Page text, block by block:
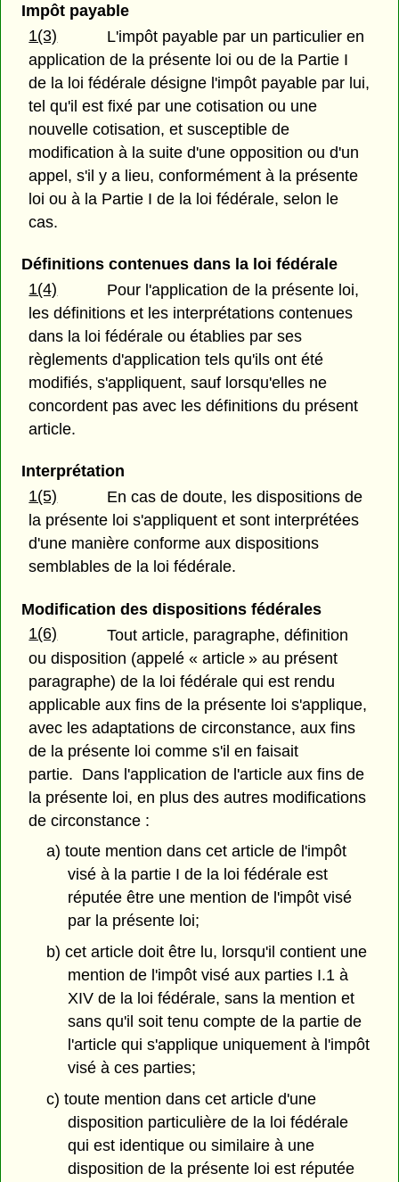
Impôt payable
1(3)
L'impôt payable par un particulier en
application de la présente loi ou de la Partie I
de la loi fédérale désigne l'impôt payable par lui,
tel qu'il est fixé par une cotisation ou une
nouvelle cotisation, et susceptible de
modification à la suite d'une opposition ou d'un
appel, s'il y a lieu, conformément à la présente
loi ou à la Partie I de la loi fédérale, selon le
cas.
Définitions contenues dans la loi fédérale
1(4)
Pour l'application de la présente loi,
les définitions et les interprétations contenues
dans la loi fédérale ou établies par ses
règlements d'application tels qu'ils ont été
modifiés, s'appliquent, sauf lorsqu'elles ne
concordent pas avec les définitions du présent
article.
Interprétation
1(5)
En cas de doute, les dispositions de
la présente loi s'appliquent et sont interprétées
d'une manière conforme aux dispositions
semblables de la loi fédérale.
Modification des dispositions fédérales
1(6)
Tout article, paragraphe, définition
ou disposition (appelé « article » au présent
paragraphe) de la loi fédérale qui est rendu
applicable aux fins de la présente loi s'applique,
avec les adaptations de circonstance, aux fins
de la présente loi comme s'il en faisait
partie. Dans l'application de l'article aux fins de
la présente loi, en plus des autres modifications
de circonstance :
a) toute mention dans cet article de l'impôt
visé à la partie I de la loi fédérale est
réputée être une mention de l'impôt visé
par la présente loi;
b) cet article doit être lu, lorsqu'il contient une
mention de l'impôt visé aux parties I.1 à
XIV de la loi fédérale, sans la mention et
sans qu'il soit tenu compte de la partie de
l'article qui s'applique uniquement à l'impôt
visé à ces parties;
c) toute mention dans cet article d'une
disposition particulière de la loi fédérale
qui est identique ou similaire à une
disposition de la présente loi est réputée